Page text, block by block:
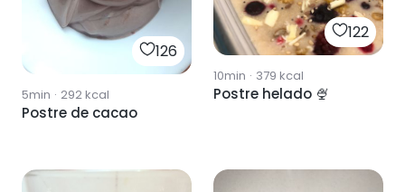
126
5min · 292kcal
Postre de cacao
122
10min · 379 kcal
Postre helado 🍨